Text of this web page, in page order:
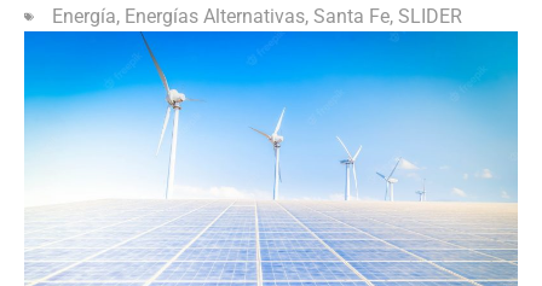
Energía, Energías Alternativas, Santa Fe, SLIDER